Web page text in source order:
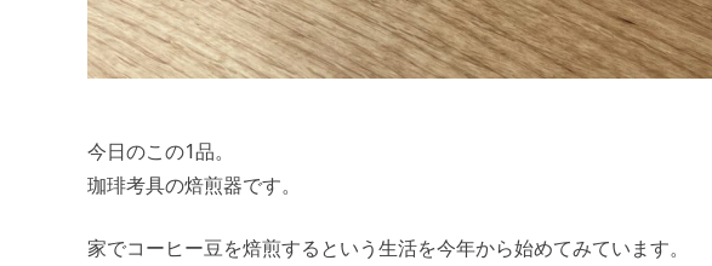
今日のこの1品。
珈琲考具の焙煎器です。
家でコーヒー豆を焙煎するという生活を今年から始めてみています。